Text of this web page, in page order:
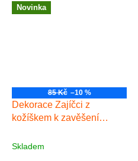
balení: 30 g
Novinka
85 Kč –10 %
Dekorace Zajíčci z
kožíškem k zavěšení
Skladem